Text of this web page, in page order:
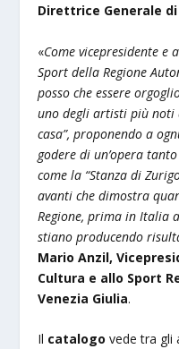
Direttrice Generale di
«Come vicepresidente e
Sport della Regione
posso che essere
uno degli artisti più
casa”, proponendo a
godere di un’opera
come la “Stanza di
avanti che dimostra
Regione, prima in Italia
stiano producendo
Mario Anzil,
Cultura e allo Sport
Venezia Giulia.
Il catalogo vede tra gli